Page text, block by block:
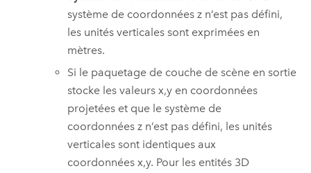
système de coordonnées z n’est pas défini,
les unités verticales sont exprimées en
mètres.
Si le paquetage de couche de scène en sortie
stocke les valeurs x,y en coordonnées
projetées et que le système de
coordonnées z n’est pas défini, les unités
verticales sont identiques aux
coordonnées x,y. Pour les entités 3D